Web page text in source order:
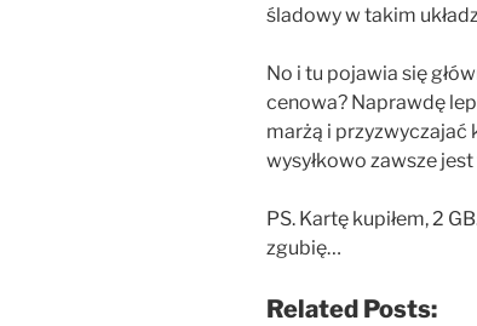
śladowy w takim
No i tu pojawia się
cenowa? Naprawdę
marżą i przyzwyczajać
wysyłkowo zawsze
PS. Kartę kupiłem, 2
zgubię…
Related Posts: